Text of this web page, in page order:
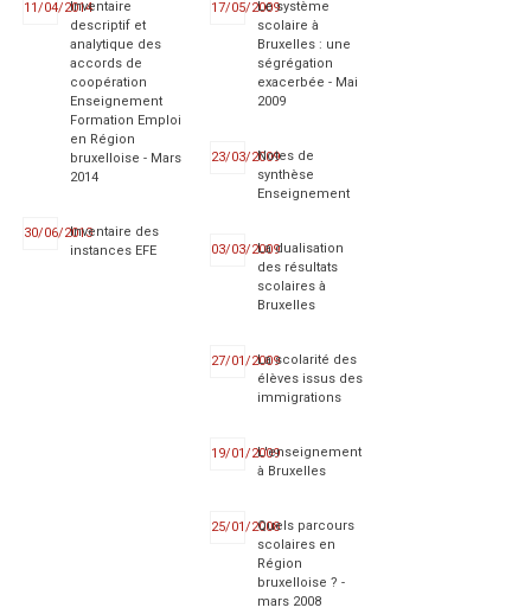
11/04/2014Inventaire
descriptif et
analytique des
accords de
coopération
Enseignement
Formation Emploi
en Région
bruxelloise - Mars
2014
30/06/2013Inventaire des
instances EFE
17/05/2009Le système
scolaire à
Bruxelles : une
ségrégation
exacerbée - Mai
2009
23/03/2009Notes de
synthèse
Enseignement
03/03/2009La dualisation
des résultats
scolaires à
Bruxelles
27/01/2009La scolarité des
élèves issus des
immigrations
19/01/2009L'enseignement
à Bruxelles
25/01/2008Quels parcours
scolaires en
Région
bruxelloise ? -
mars 2008